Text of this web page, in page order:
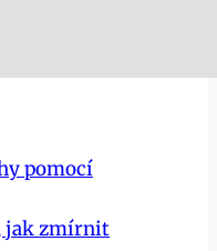
pomocí
jak zmírnit